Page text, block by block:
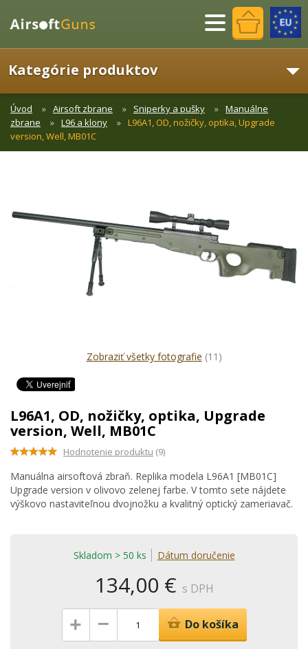
Menu
Kategórie produktov
Úvod Airsoft zbrane Sniperky a pušky
Manuálne
zbrane
L96 a klony
L96A1, OD, nožičky, optika, Upgrade
version, Well, MB01C
Zobraziť všetky fotografie (11)
L96A1, OD, nožičky, optika, Upgrade
version, Well, MB01C
Hodnotenie produktu (9)
Manuálna airsoftová zbraň. Replika modela L96A1 [MB01C]
Upgrade version v olivovo zelenej farbe. V tomto sete nájdete
výškovo nastaviteľnou dvojnožku a kvalitný optický zameriavač.
Skladom > 50 ks Dátum doručenie
134,00 € s DPH
+ – Do košíka